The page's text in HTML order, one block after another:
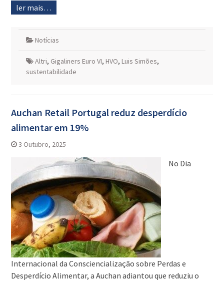
ler mais…
Notícias
Altri, Gigaliners Euro VI, HVO, Luis Simões,
sustentabilidade
Auchan Retail Portugal reduz desperdício
alimentar em 19%
3 Outubro, 2025
No Dia
Internacional da Consciencialização sobre Perdas e
Desperdício Alimentar, a Auchan adiantou que reduziu o